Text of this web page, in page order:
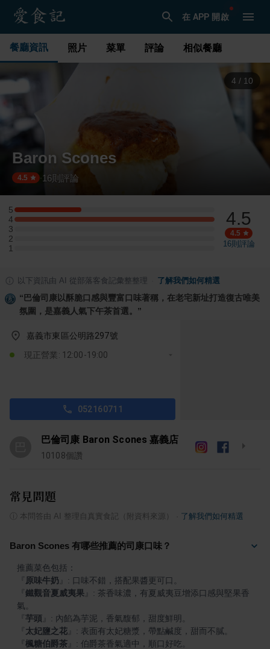
在 APP 開啟
餐廳資訊 照片 菜單 評論 相似餐廳
5 / 10
Baron Scones
4.5 ·16 則評論
5
5 星：1 則評論
4
4 星：3 則評論
3
3 星：0 則評論
2
2 星：0 則評論
1
1 星：0 則評論
4.5
4.5
16則評論
以下資訊由 AI 從部落客食記彙整整理 了解我們如何精選
“ 巴倫司康以酥脆口感與豐富口味著稱，在老宅新址打造復古唯美
氛圍，是嘉義人氣下午茶首選。 ”
嘉義市東區公明路297號
現正營業: 12:00-19:00
052160711
巴倫司康 Baron Scones 嘉義店
10108個讚
常見問題
本問答由 AI 整理自真實食記（附資料來源） 了解我們如何精選
Baron Scones 有哪些推薦的司康口味？
原味牛奶
鐵觀音夏威夷果
: 茶香味濃，有夏威夷豆增添口感與堅果香
芋頭
太妃鹽之花
楓糖伯爵茶